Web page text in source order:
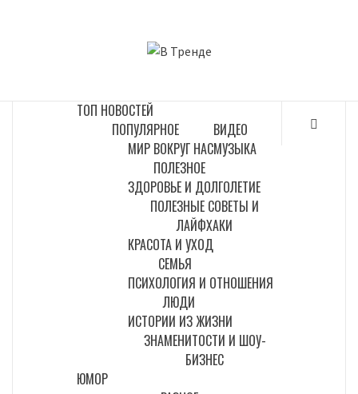
ТОП НОВОСТЕЙ
ПОПУЛЯРНОЕ
МИР ВОКРУГ НАС
ВИДЕО
МУЗЫКА
ПОЛЕЗНОЕ
ЗДОРОВЬЕ И ДОЛГОЛЕТИЕ
ПОЛЕЗНЫЕ СОВЕТЫ И
ЛАЙФХАКИ
КРАСОТА И УХОД
СЕМЬЯ
ПСИХОЛОГИЯ И ОТНОШЕНИЯ
ЛЮДИ
ИСТОРИИ ИЗ ЖИЗНИ
ЗНАМЕНИТОСТИ И ШОУ-
БИЗНЕС
ЮМОР